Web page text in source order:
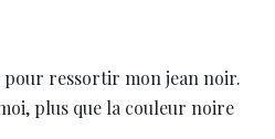
pour ressortir mon jean noir.
plus que la couleur noire